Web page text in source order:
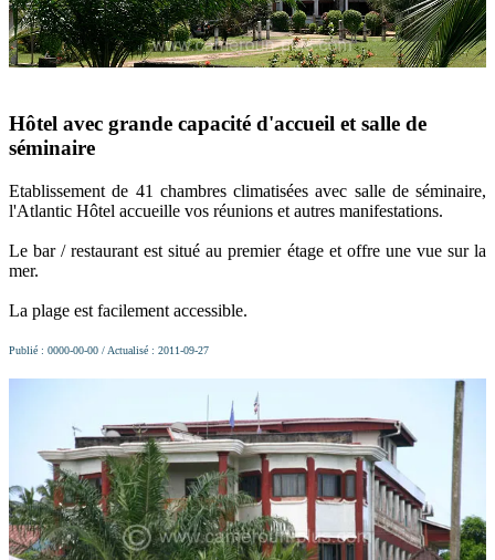
Hôtel avec grande capacité d'accueil et salle de
séminaire
Etablissement de 41 chambres climatisées avec salle de séminaire,
l'Atlantic Hôtel accueille vos réunions et autres manifestations.
Le bar / restaurant est situé au premier étage et offre une vue sur la
mer.
La plage est facilement accessible.
Publié : 0000-00-00 / Actualisé : 2011-09-27